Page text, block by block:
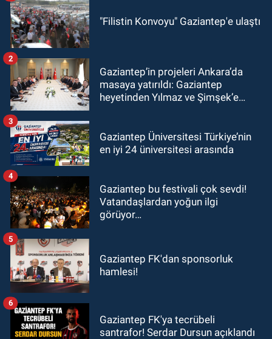
"Filistin Konvoyu" Gaziantep'e ulaştı
Gaziantep’in projeleri Ankara’da
masaya yatırıldı: Gaziantep
heyetinden Yılmaz ve Şimşek’e
2
Gaziantep Üniversitesi Türkiye’nin
en iyi 24 üniversitesi arasında
3
Gaziantep bu festivali çok sevdi!
Vatandaşlardan yoğun ilgi
görüyor…
4
Gaziantep FK'dan sponsorluk
hamlesi!
5
Gaziantep FK'ya tecrübeli
santrafor! Serdar Dursun açıklandı
6